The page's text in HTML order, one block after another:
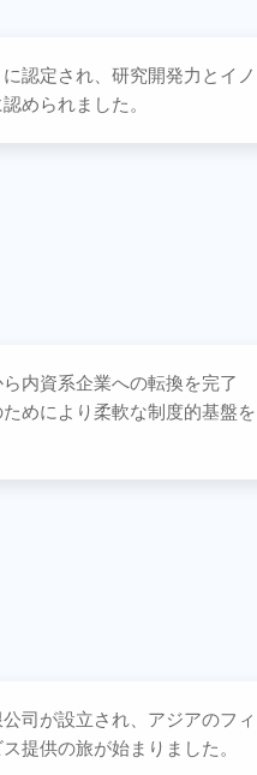
認定され、研究開発力とイノ
められました。
内資系企業への転換を完了
めにより柔軟な制度的基盤を
司が設立され、アジアのフィ
提供の旅が始まりました。